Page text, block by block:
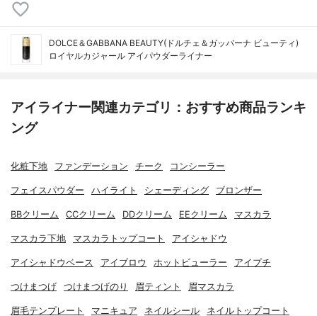
DOLCE＆GABBANA BEAUTY(ドルチェ＆ガッバーナ ビューティ)
ロイヤルカジャール アイパウダーライナー
アイライナー関連カテゴリ：おすすめ商品ランキ
ング
化粧下地 ファンデーション チーク コンシーラー
フェイスパウダー ハイライト シェーディング ブロンザー
BBクリーム CCクリーム DDクリーム EEクリーム マスカラ
マスカラ下地 マスカラトップコート アイシャドウ
アイシャドウベース アイブロウ ホットビューラー アイプチ
つけまつげ つけまつげのり 眉ティント 眉マスカラ
眉毛テンプレート マニキュア ネイルシール ネイルトップコート